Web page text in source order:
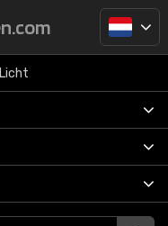
Licht